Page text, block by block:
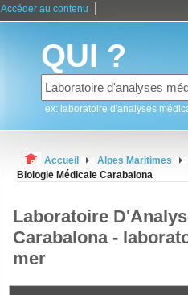
Accéder au contenu
QUI ?
ex: laboratoire d'analyses
Accueil
Alpes Maritimes
Biologie Médicale Carabalona
Laboratoire
Carabalona -
mer